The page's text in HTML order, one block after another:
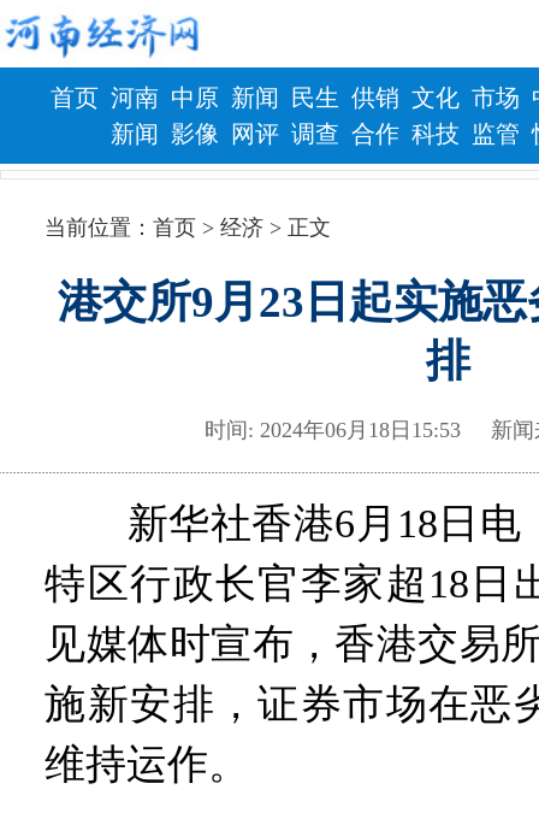
首页 河南
新闻
中原
影像
新闻
网评
民生
调查
供销
合作
文化
科技
市场
监管
财政 健康
当前位置：首页 > 经济 > 正文
港交所9月23日起实施
排
时间: 2024年06月18日15:53 新
新华社香港6月18日电
特区行政长官李家超18日
见媒体时宣布，香港交易
施新安排，证券市场在恶
维持运作。